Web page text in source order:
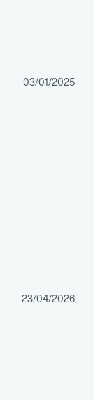
03/01/2025
23/04/2026